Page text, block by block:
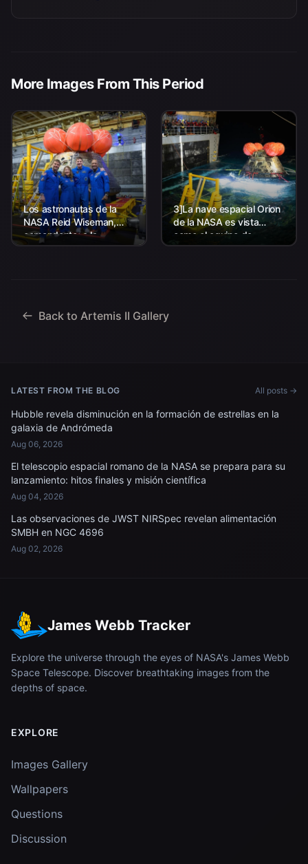
More Images From This Period
Los astronautas de la
NASA Reid Wiseman,
comandante; a la
izquierda, Christina Koch,
Hansen, especialista en
3]La nave espacial Orion
de la NASA es vista
como el equipo de
Aterrizaje y Recuperación
Back to Artemis II Gallery
LATEST FROM THE BLOG All posts →
Hubble revela disminución en la formación de estrellas en la
galaxia de Andrómeda
Aug 06, 2026
El telescopio espacial romano de la NASA se prepara para su
lanzamiento: hitos finales y misión científica
Aug 04, 2026
Las observaciones de JWST NIRSpec revelan alimentación
SMBH en NGC 4696
Aug 02, 2026
James Webb Tracker
Explore the universe through the eyes of NASA's James Webb
Space Telescope. Discover breathtaking images from the
depths of space.
EXPLORE
Images Gallery
Wallpapers
Questions
Discussion